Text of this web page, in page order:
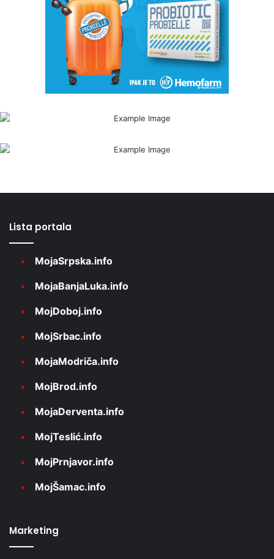
Lista portala
MojaSrpska.info
MojaBanjaLuka.info
MojDoboj.info
MojSrbac.info
MojaModriča.info
MojBrod.info
MojaDerventa.info
MojTeslić.info
MojPrnjavor.info
MojŠamac.info
Marketing